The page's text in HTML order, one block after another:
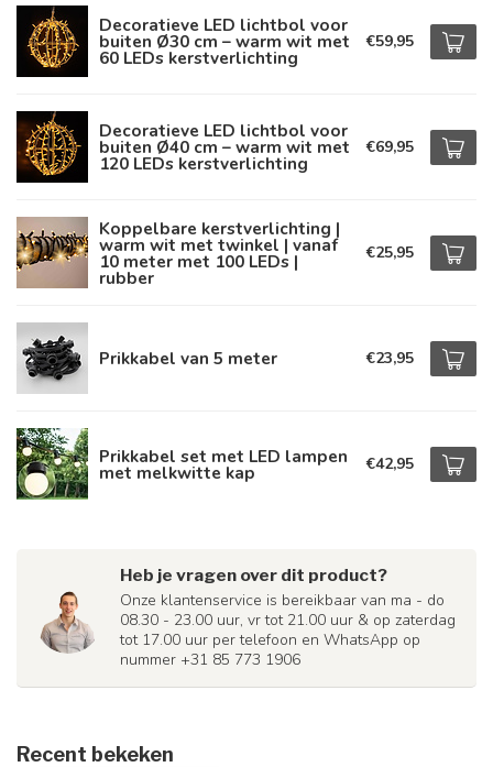
Decoratieve LED lichtbol voor
buiten Ø30 cm – warm wit met
60 LEDs kerstverlichting
€59,95
Decoratieve LED lichtbol voor
buiten Ø40 cm – warm wit met
120 LEDs kerstverlichting
€69,95
Koppelbare kerstverlichting |
warm wit met twinkel | vanaf
10 meter met 100 LEDs |
rubber
€25,95
Prikkabel van 5 meter €23,95
Prikkabel set met LED lampen
met melkwitte kap €42,95
Heb je vragen over dit product?
Onze klantenservice is bereikbaar van ma - do
08.30 - 23.00 uur, vr tot 21.00 uur & op zaterdag
tot 17.00 uur per telefoon en WhatsApp op
nummer +31 85 773 1906
Recent bekeken